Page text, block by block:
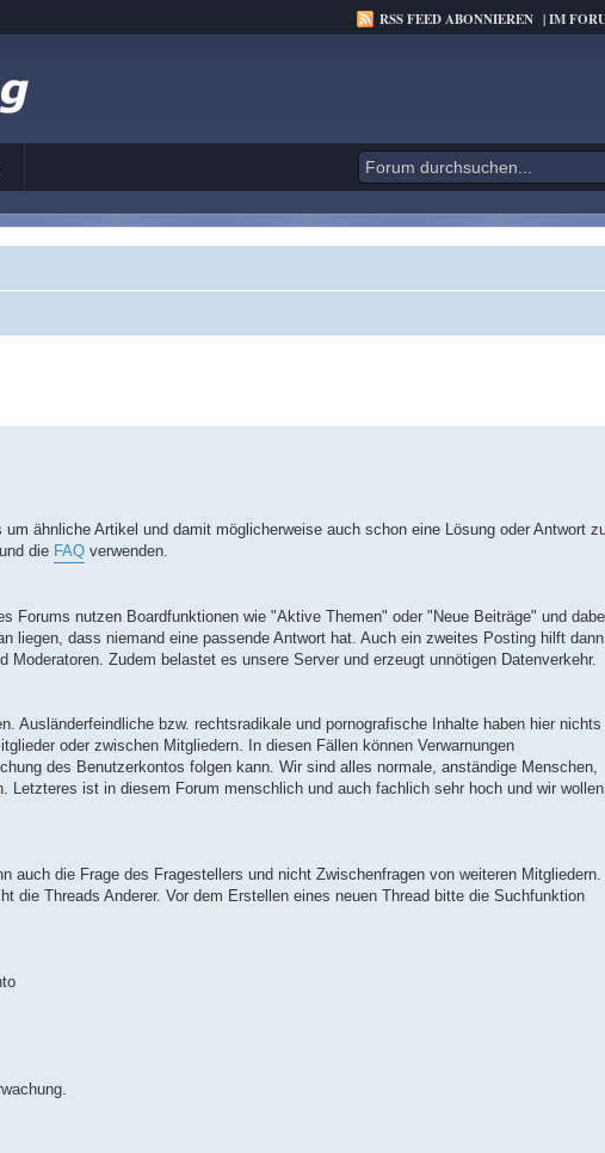
RSS FEED ABONNIEREN |IM
ähnliche Artikel und damit möglicherweise auch schon eine Lösung oder Antwort
und die FAQ verwenden.
nutzen Boardfunktionen wie "Aktive Themen" oder "Neue Beiträge" und
liegen, dass niemand eine passende Antwort hat. Auch ein zweites Posting hilft dann
Zudem belastet es unsere Server und erzeugt unnötigen Datenverkehr.
Ausländerfeindliche bzw. rechtsradikale und pornografische Inhalte haben hier nichts
oder zwischen Mitgliedern. In diesen Fällen können Verwarnungen
des Benutzerkontos folgen kann. Wir sind alles normale, anständige Menschen,
ist in diesem Forum menschlich und auch fachlich sehr hoch und wir wollen
die Frage des Fragestellers und nicht Zwischenfragen von weiteren Mitgliedern.
die Threads Anderer. Vor dem Erstellen eines neuen Thread bitte die Suchfunktion